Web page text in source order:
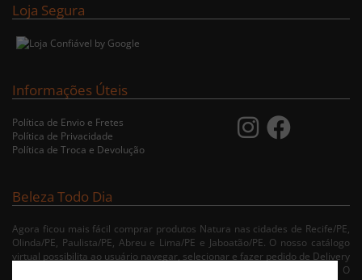
Loja Segura
Informações Úteis
Política de Envio e Fretes
Política de Privacidade
Política de Troca e Devolução
Beleza Todo Dia
Agora ficou mais fácil comprar produtos Natura nas cidades de Recife/PE,
Olinda/PE, Paulista/PE, Abreu e Lima/PE e Jaboatão/PE. O nosso catálogo
virtual possibilita ao usuário navegar, selecionar e fazer pedido de Delivery
no conforto da sua residência. Consulte nossa condições de entrega. O